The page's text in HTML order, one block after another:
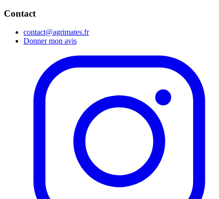
Contact
contact@agrimates.fr
Donner mon avis